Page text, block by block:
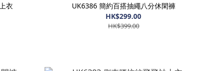
衣
UK6386 簡約百搭抽繩八分休閑褲
HK$299.00
HK$399.00